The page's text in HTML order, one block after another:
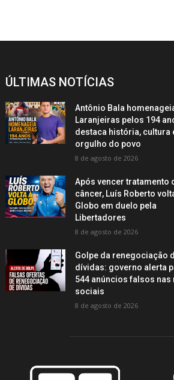
ÚLTIMAS NOTÍCIAS
Antônio Bala
Laranjeiras pelos 194
destaca história, cultura
orgulho do povo
8 de agosto de 2026
Após vencer tratamento
câncer, Luís Roberto
Globo em duelo pela
Libertadores
8 de agosto de 2026
Golpe da renegociação
dívidas: governo alerta
544 anúncios falsos nas
sociais
8 de agosto de 2026